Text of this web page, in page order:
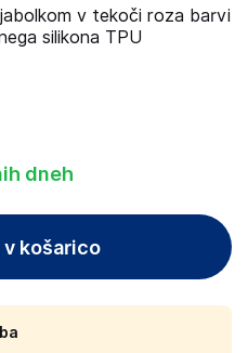
v tekoči roza barvi
silikona TPU
dneh
v košarico